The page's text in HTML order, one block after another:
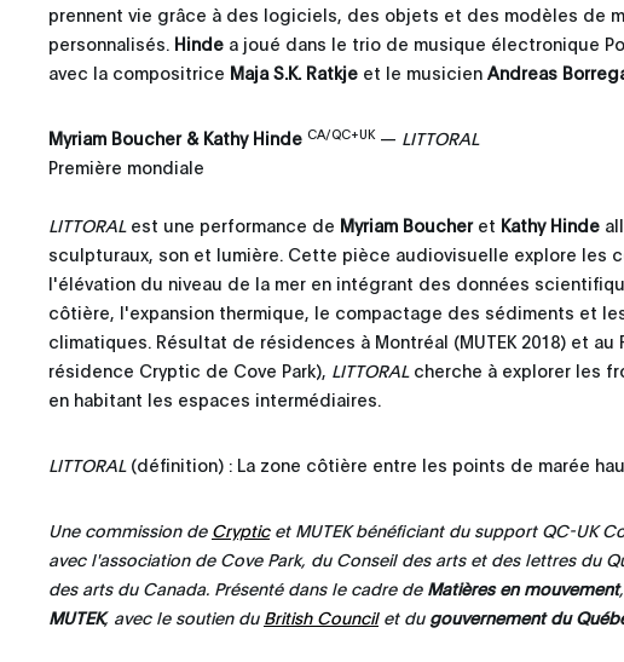
prennent vie grâce à des logiciels, des objets et des modèles de
personnalisés. Hinde a joué dans le trio de musique électronique
avec la compositrice Maja S.K. Ratkje et le musicien Andreas
Myriam Boucher & Kathy Hinde CA/QC+UK— LITTORAL
Première mondiale
LITTORALest une performance de Myriam Boucher et Kathy Hinde
sculpturaux, son et lumière. Cette pièce audiovisuelle explore les
l'élévation du niveau de la mer en intégrant des données
côtière, l'expansion thermique, le compactage des sédiments et
climatiques. Résultat de résidences à Montréal (MUTEK 2018) et au
résidence Cryptic de Cove Park), LITTORALcherche à explorer les
en habitant les espaces intermédiaires.
LITTORAL(définition) : La zone côtière entre les points de marée
Une commission de Crypticet MUTEK bénéficiant du support QC-UK
avec l'association de Cove Park, du Conseil des arts et des lettres du
des arts du Canada. Présenté dans le cadre de Matières en mouvement
MUTEK, avec le soutien du British Council et du gouvernement du